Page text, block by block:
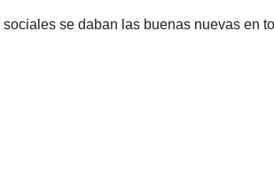
sociales se daban las buenas nuevas en